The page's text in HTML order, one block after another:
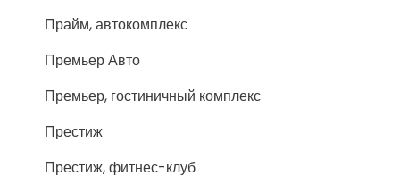
Прайм, автокомплекс
Премьер Авто
Премьер, гостиничный комплекс
Престиж
Престиж, фитнес-клуб